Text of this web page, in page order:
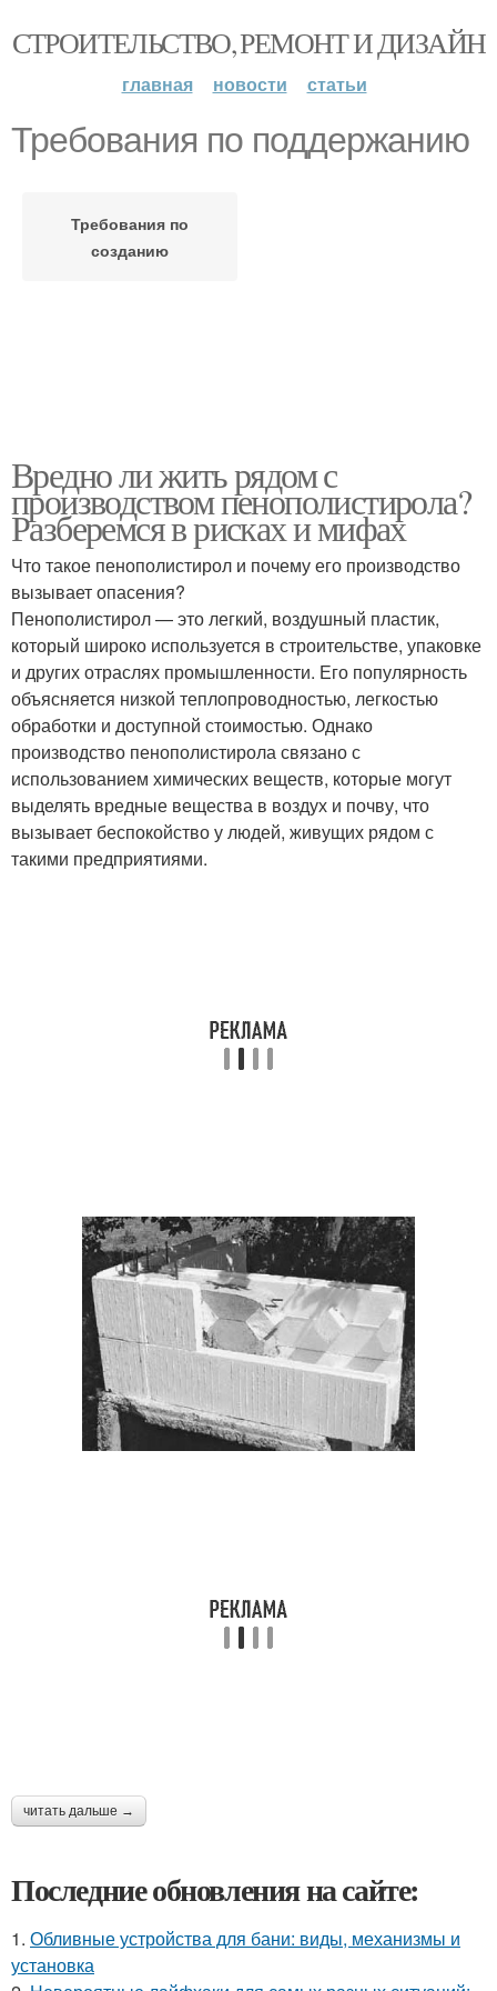
СТРОИТЕЛЬСТВО, РЕМОНТ И ДИЗАЙН
главная новости статьи
Требования по поддержанию
Требования по
созданию
Вредно ли жить рядом с
производством пенополистирола?
Разберемся в рисках и мифах
Что такое пенополистирол и почему его производство
вызывает опасения?
Пенополистирол — это легкий, воздушный пластик,
который широко используется в строительстве, упаковке
и других отраслях промышленности. Его популярность
объясняется низкой теплопроводностью, легкостью
обработки и доступной стоимостью. Однако
производство пенополистирола связано с
использованием химических веществ, которые могут
выделять вредные вещества в воздух и почву, что
вызывает беспокойство у людей, живущих рядом с
такими предприятиями.
читать дальше →
Последние обновления на сайте:
1. Обливные устройства для бани: виды, механизмы и
установка